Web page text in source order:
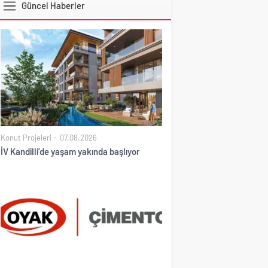
Güncel Haberler
Konut Projeleri 07.08.2026
İV Kandilli’de yaşam yakında başlıyor